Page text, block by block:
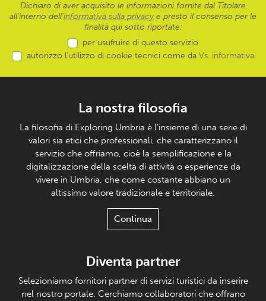
Dichiaro di aver acquisito le informazioni fornite dal Titolare
all’interno dell'informativa sulla privacy e presto il consenso per le
finalità qui sotto riportate:
per usufruire di questo servizio
autorizzo l’utilizzo di cookie tecnici come da Vs. informativa
La nostra filosofia
La filosofia di Exploring Umbria è l’insieme di una serie di
valori sia etici che professionali, che caratterizzano il
servizio che offriamo, cioè la semplificazione e la
digitalizzazione della scelta di attività o esperienze da
vivere in Umbria, che come costante abbiano un
altissimo valore tradizionale e territoriale.
Continua
Diventa partner
Selezioniamo fornitori partner di servizi turistici da inserire
nel nostro portale. Cerchiamo collaboratori che offrano